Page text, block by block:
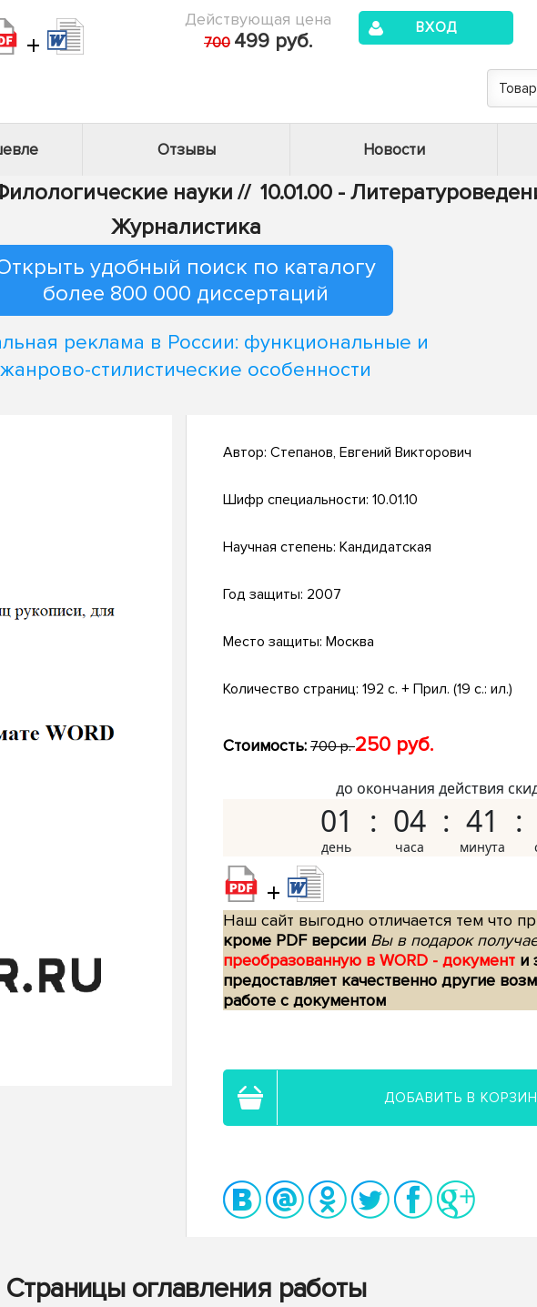
+
Действующая цена
700 499 руб.
ВХОД
Отзывы Новости
науки // 10.01.00 -
Журналистика
удобный поиск по каталогу
более 800 000 диссертаций
реклама в России: функциональные и
жанрово-стилистические особенности
Автор: Степанов, Евгений Викторович
Шифр специальности: 10.01.10
Научная степень: Кандидатская
Год защиты: 2007
Место защиты: Москва
Количество страниц: 192 с. + Прил. (19 с.: ил.)
Стоимость: 700 р.250 руб.
до окончания действия
01 04 41
+
Наш сайт выгодно отличается тем что
кроме PDF версии Вы в подарок
преобразованную в WORD - документ и
предоставляет качественно другие
работе с документом
ДОБАВИТЬ В
Страницы оглавления работы